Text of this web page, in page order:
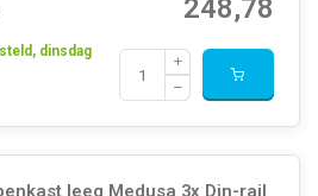
248,78
dinsdag